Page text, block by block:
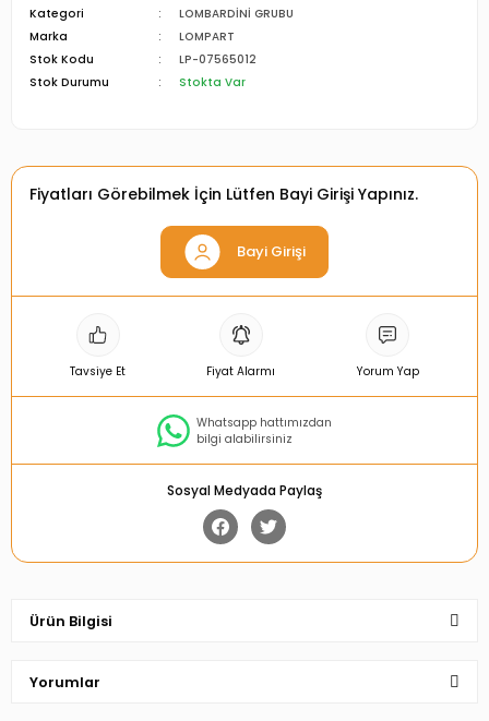
Kategori
LOMBARDİNİ GRUBU
Marka
LOMPART
Stok Kodu
LP-07565012
Stok Durumu
Stokta Var
Fiyatları Görebilmek İçin Lütfen Bayi Girişi Yapınız.
Bayi Girişi
Tavsiye Et Fiyat Alarmı Yorum Yap
Whatsapp hattımızdan
bilgi alabilirsiniz
Sosyal Medyada Paylaş
Ürün Bilgisi
Yorumlar